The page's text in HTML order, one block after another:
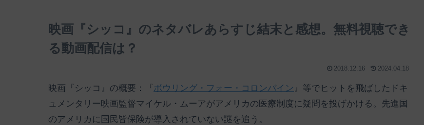
映画『シッコ』のネタバレあらすじ結末と感想。無料視聴でき
る動画配信は？
2018.12.16 2024.04.18
映画『シッコ』の概要：『ボウリング・フォー・コロンバイン 』等でヒットを飛ばしたドキ
ュメンタリー映画監督マイケル・ムーアがアメリカの医療制度に疑問を投げかける。先進国
のアメリカに国民皆保険が導入されていない謎を追う。